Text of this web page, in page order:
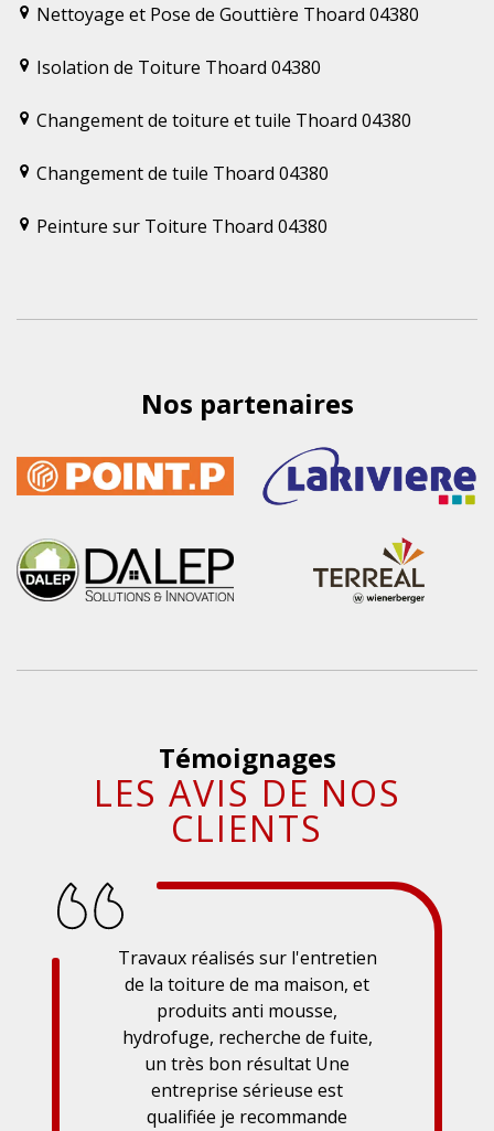
Nettoyage et Pose de Gouttière Thoard 04380
Isolation de Toiture Thoard 04380
Changement de toiture et tuile Thoard 04380
Changement de tuile Thoard 04380
Peinture sur Toiture Thoard 04380
Nos partenaires
Témoignages
LES AVIS DE NOS
CLIENTS
Travaux réalisés sur l'entretien
de la toiture de ma maison, et
produits anti mousse,
hydrofuge, recherche de fuite,
un très bon résultat Une
entreprise sérieuse est
qualifiée je recommande